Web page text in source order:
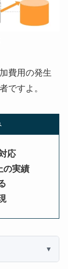
費用の発生
ですよ。
応
の実績